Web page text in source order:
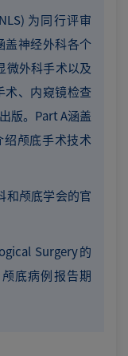
为同行评审
盖神经外科各个
微外科手术以及
术、内窥镜检查
版。Part A涵盖
颅底手术技术
和颅底学会的官
Surgery的
底病例报告期